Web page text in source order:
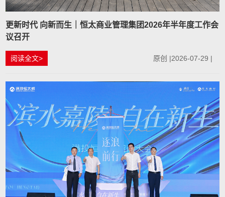
更新时代 向新而生｜恒太商业管理集团2026年半年度工作会
议召开
原创 |2026-07-29 |
阅读全文>